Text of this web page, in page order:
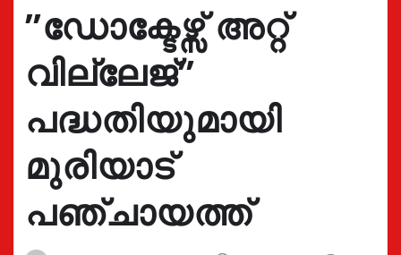
”ഡോക്ടേഴ്സ് അറ്റ്
വില്ലേജ്”
പദ്ധതിയുമായി
മുരിയാട്
പഞ്ചായത്ത്